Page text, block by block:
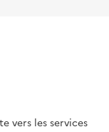
vers les services